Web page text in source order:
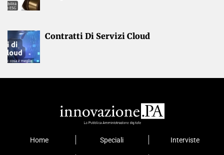
Contratti Di Servizi Cloud
Home Speciali Interviste